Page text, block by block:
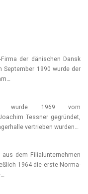
der dänischen Dansk
September 1990 wurde der
wurde 1969 vom
Tessner gegründet,
vertrieben wurden…
dem Filialunternehmen
1964 die erste Norma-